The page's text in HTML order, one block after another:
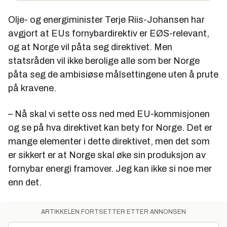
høyeste innslaget av fornybar energi i Europa.
Norges vassdrags- og energidirektorat har
tidligere beregnet at Norge må øke sin
fornybarandel fra dagens rundt 60 prosent til
mellom 70 og 74 prosent, dersom man legger EUs
beregningsmetode til grunn.
Olje- og energiminister Terje Riis-Johansen har
avgjort at EUs fornybardirektiv er EØS-relevant,
og at Norge vil påta seg direktivet. Men
statsråden vil ikke berolige alle som ber Norge
påta seg de ambisiøse målsettingene uten å prute
på kravene.
– Nå skal vi sette oss ned med EU-kommisjonen
og se på hva direktivet kan bety for Norge. Det er
mange elementer i dette direktivet, men det som
er sikkert er at Norge skal øke sin produksjon av
fornybar energi framover. Jeg kan ikke si noe mer
enn det.
ARTIKKELEN FORTSETTER ETTER ANNONSEN